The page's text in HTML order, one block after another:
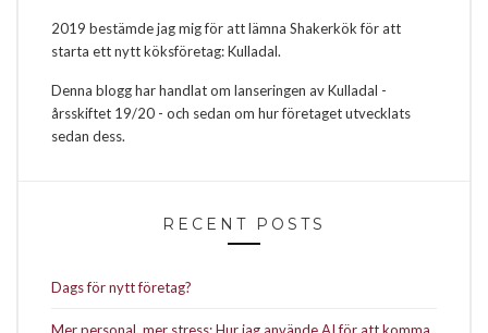
2019 bestämde jag mig för att lämna Shakerkök för att
starta ett nytt köksföretag: Kulladal.
Denna blogg har handlat om lanseringen av Kulladal -
årsskiftet 19/20 - och sedan om hur företaget utvecklats
sedan dess.
RECENT POSTS
Dags för nytt företag?